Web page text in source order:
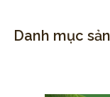
Danh mục